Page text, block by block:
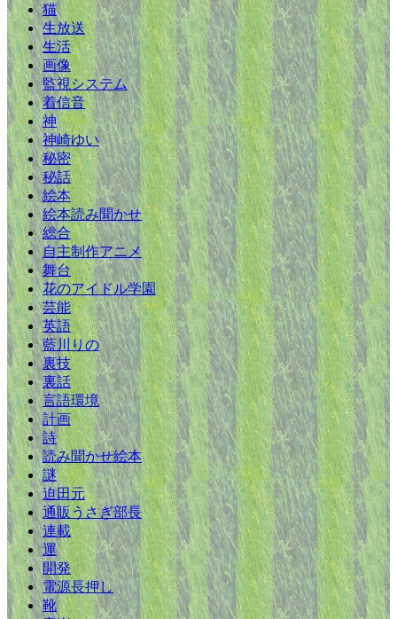
猫
生放送
生活
画像
監視システム
着信音
神
神崎ゆい
秘密
秘話
絵本
絵本読み聞かせ
総合
自主制作アニメ
舞台
花のアイドル学園
芸能
英語
藍川りの
裏技
裏話
言語環境
計画
詩
読み聞かせ絵本
謎
迫田元
通販うさぎ部長
連載
運
開発
電源長押し
靴